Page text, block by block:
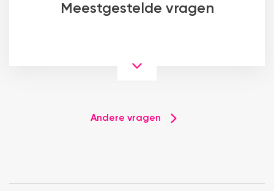
Meestgestelde vragen
Andere vragen